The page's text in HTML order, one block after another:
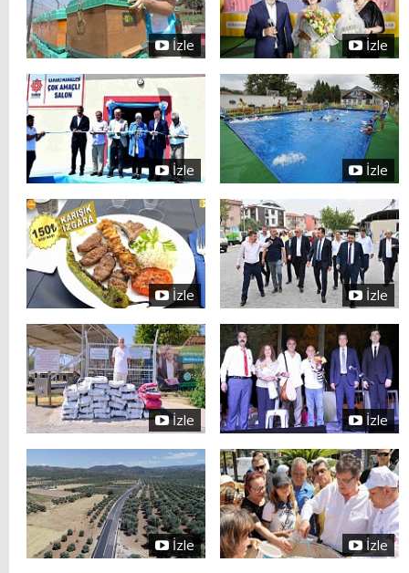
İzle İzle
İzle İzle
İzle İzle
İzle İzle
İzle İzle